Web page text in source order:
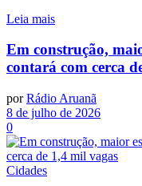
Leia mais
Em construção,
contará com cerca
por Rádio Aruanã
8 de julho de 2026
0
Cidades